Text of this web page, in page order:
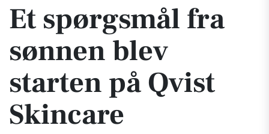
Et spørgsmål fra
sønnen blev
starten på Qvist
Skincare